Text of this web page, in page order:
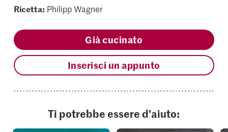
Ricetta: Philipp Wagner
Già cucinato
Inserisci un appunto
Ti potrebbe essere d'aiuto: